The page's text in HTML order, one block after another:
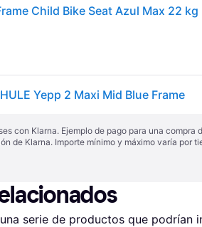
Child Bike Seat Azul Max 22 kg
Yepp 2 Maxi Mid Blue Frame
con Klarna. Ejemplo de pago para una
de Klarna. Importe mínimo y máximo varía por
serie de productos que podrían